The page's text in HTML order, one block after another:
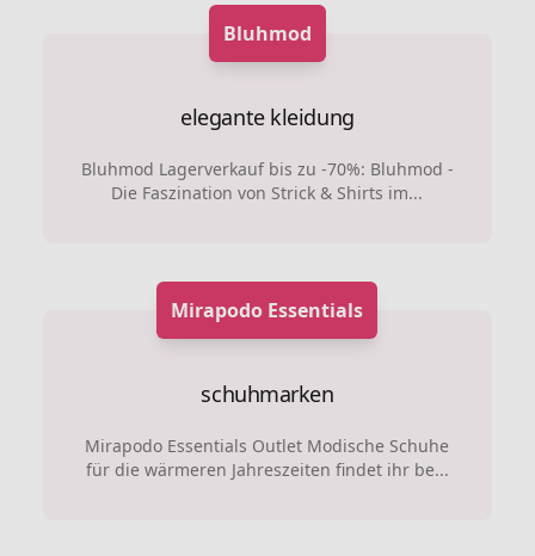
Bluhmod
elegante kleidung
Bluhmod Lagerverkauf bis zu -70%: Bluhmod -
Die Faszination von Strick & Shirts im...
Mirapodo Essentials
schuhmarken
Mirapodo Essentials Outlet Modische Schuhe
für die wärmeren Jahreszeiten findet ihr be...